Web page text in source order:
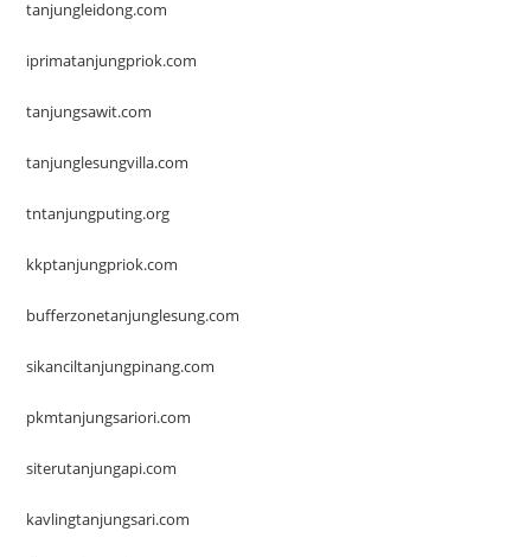
tanjungleidong.com
iprimatanjungpriok.com
tanjungsawit.com
tanjunglesungvilla.com
tntanjungputing.org
kkptanjungpriok.com
bufferzonetanjunglesung.com
sikanciltanjungpinang.com
pkmtanjungsariori.com
siterutanjungapi.com
kavlingtanjungsari.com